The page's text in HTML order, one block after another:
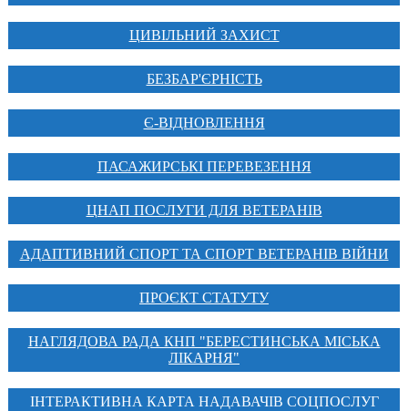
ЦИВІЛЬНИЙ ЗАХИСТ
БЕЗБАР'ЄРНІСТЬ
Є-ВІДНОВЛЕННЯ
ПАСАЖИРСЬКІ ПЕРЕВЕЗЕННЯ
ЦНАП ПОСЛУГИ ДЛЯ ВЕТЕРАНІВ
АДАПТИВНИЙ СПОРТ ТА СПОРТ ВЕТЕРАНІВ ВІЙНИ
ПРОЄКТ СТАТУТУ
НАГЛЯДОВА РАДА КНП "БЕРЕСТИНСЬКА МІСЬКА
ЛІКАРНЯ"
ІНТЕРАКТИВНА КАРТА НАДАВАЧІВ СОЦПОСЛУГ